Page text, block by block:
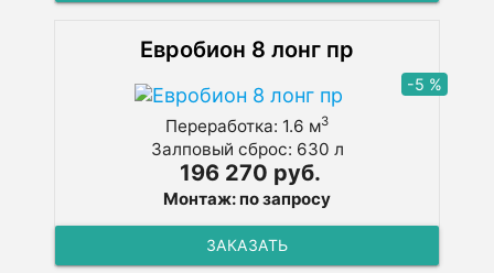
Евробион 8 лонг пр
-5 %
Переработка: 1.6 м3
Залповый сброс: 630 л
196 270 руб.
Монтаж: по запросу
ЗАКАЗАТЬ